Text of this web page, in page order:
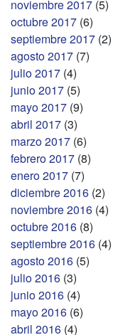
noviembre 2017 (5)
octubre 2017 (6)
septiembre 2017 (2)
agosto 2017 (7)
julio 2017 (4)
junio 2017 (5)
mayo 2017 (9)
abril 2017 (3)
marzo 2017 (6)
febrero 2017 (8)
enero 2017 (7)
diciembre 2016 (2)
noviembre 2016 (4)
octubre 2016 (8)
septiembre 2016 (4)
agosto 2016 (5)
julio 2016 (3)
junio 2016 (4)
mayo 2016 (6)
abril 2016 (4)